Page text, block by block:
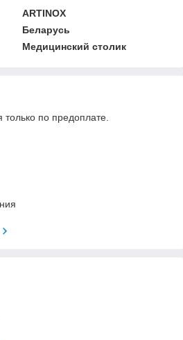
ARTINOX
Беларусь
Медицинский столик
только по предоплате.